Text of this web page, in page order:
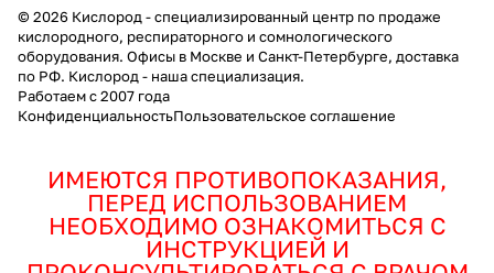
© 2026 Кислород - специализированный центр по продаже
кислородного, респираторного и сомнологического
оборудования. Офисы в Москве и Санкт-Петербурге, доставка
по РФ. Кислород - наша специализация.
Работаем с 2007 года
КонфиденциальностьПользовательское соглашение
ИМЕЮТСЯ ПРОТИВОПОКАЗАНИЯ,
ПЕРЕД ИСПОЛЬЗОВАНИЕМ
НЕОБХОДИМО ОЗНАКОМИТЬСЯ С
ИНСТРУКЦИЕЙ И